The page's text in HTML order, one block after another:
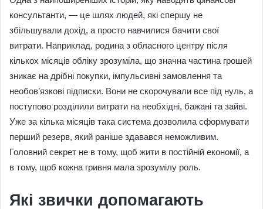
консультанти, — це шлях людей, які спершу не
збільшували дохід, а просто навчилися бачити свої
витрати. Наприклад, родина з обласного центру після
кількох місяців обліку зрозуміла, що значна частина грошей
зникає на дрібні покупки, імпульсивні замовлення та
необов’язкові підписки. Вони не скорочували все під нуль, а
поступово розділили витрати на необхідні, бажані та зайві.
Уже за кілька місяців така система дозволила сформувати
перший резерв, який раніше здавався неможливим.
Головний секрет не в тому, щоб жити в постійній економії, а
в тому, щоб кожна гривня мала зрозумілу роль.
Які звички допомагають